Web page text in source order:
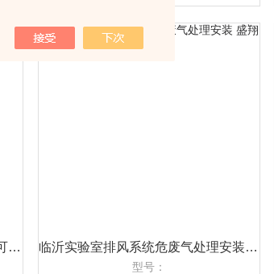
全钢实验台耐腐蚀试验台材质规格可选 盛翔 临沂实验室排风系统危废气处理安装 盛翔
型号：